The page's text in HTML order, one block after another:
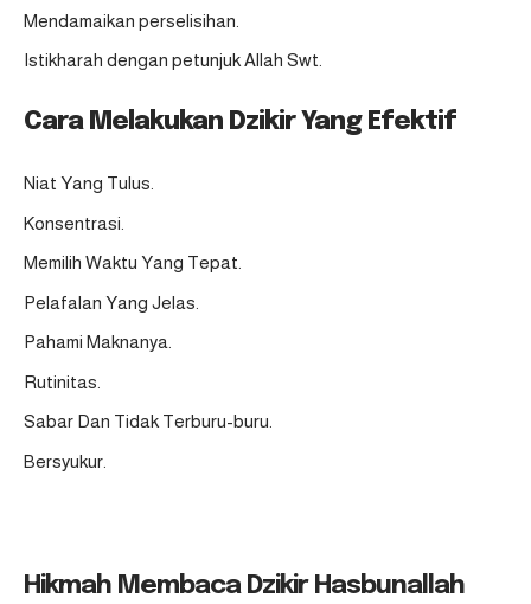
Mendamaikan perselisihan.
Istikharah dengan petunjuk Allah Swt.
Cara Melakukan Dzikir Yang Efektif
Niat Yang Tulus.
Konsentrasi.
Memilih Waktu Yang Tepat.
Pelafalan Yang Jelas.
Pahami Maknanya.
Rutinitas.
Sabar Dan Tidak Terburu-buru.
Bersyukur.
Hikmah Membaca Dzikir Hasbunallah